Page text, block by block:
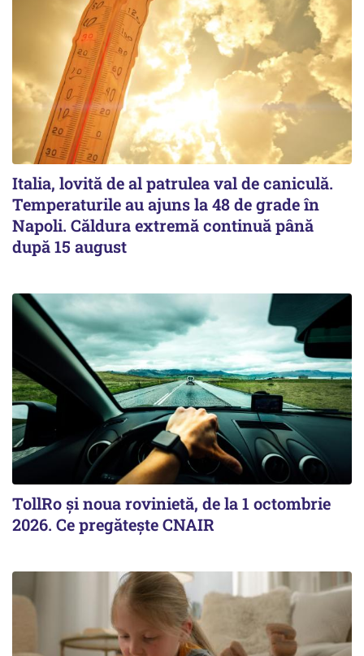
Italia, lovită de al patrulea val de caniculă.
Temperaturile au ajuns la 48 de grade în
Napoli. Căldura extremă continuă până
după 15 august
TollRo şi noua rovinietă, de la 1 octombrie
2026. Ce pregăteşte CNAIR